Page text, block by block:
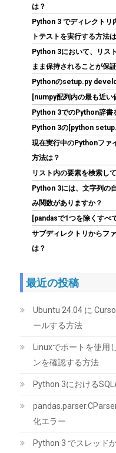
Hanye SSD 1TB PCIe
ヒートシンク搭載 新型
R:7400MB/s
TLC HE70 正規代理店品
04:03 GMT +09:00 時点 -詳細
玄人志向 AMD Radeon
品】 RD-RX9060XT-
(54555
GMT +09:00 時点 -詳細はこ
は？
Python 3 でディレクトリ
トテストを実行する方法
Python 3において、リス
まま保持されることが保
Pythonのsetup.py
[numpy配列内の最も近い
Python 3でのPython辞
Python 3の[python
現在実行中のPythonファ
方法は？
リスト内の要素を検索し
Python 3には、文字列の
み関数がありますか？
[pandasで1つを除くすべ
サブディレクトリからフ
は？
最近の投稿
Ubuntu 24.04 に
ールする方法
Linuxでポートを使用
ンを確認する方法
Python 3における
化エラー
Python 3 でスレッド